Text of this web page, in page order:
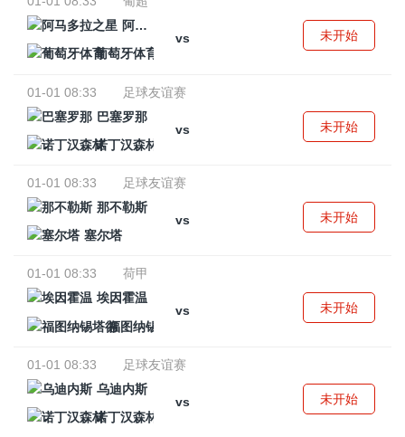
阿马多拉之星
vs
葡萄牙体育
未开始
01-01 08:33
足球友谊赛
巴塞罗那
vs
诺丁汉森林
未开始
01-01 08:33
足球友谊赛
那不勒斯
vs
塞尔塔
未开始
01-01 08:33
荷甲
埃因霍温
vs
福图纳锡塔德
未开始
01-01 08:33
足球友谊赛
乌迪内斯
vs
诺丁汉森林
未开始